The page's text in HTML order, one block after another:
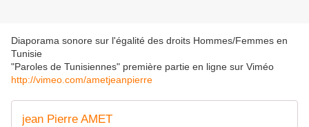
Diaporama sonore sur l'égalité des droits Hommes/Femmes en
Tunisie
"Paroles de Tunisiennes" première partie en ligne sur Viméo
http://vimeo.com/ametjeanpierre
jean Pierre AMET